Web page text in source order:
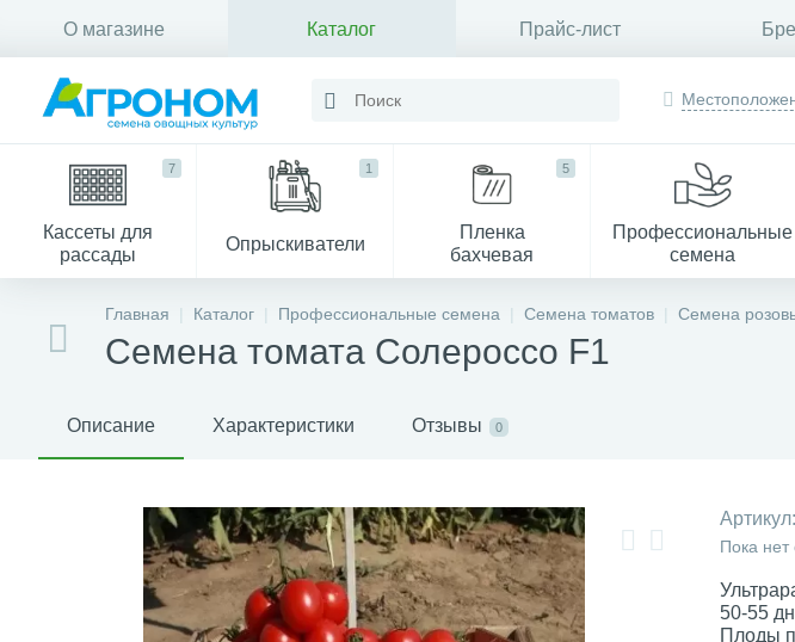
О магазине Каталог Прайс-лист
Контакты
Кассеты для
рассады
7
Опрыскиватели
1
Пленка
бахчевая
5
Профессиональные
семена
Главная Каталог Профессиональные семена Семена томатов Семена
Семена томата Солероссо F1
Описание Характеристики Отзывы 0
Артикул:
Пока нет
50-55
Плоды